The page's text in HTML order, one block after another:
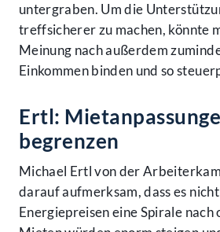
untergraben. Um die
treffsicherer zu machen, könnte
Meinung nach außerdem
Einkommen binden und so
Ertl:
begrenzen
Michael Ertl von der
darauf aufmerksam, dass es
Energiepreisen eine Spirale nach